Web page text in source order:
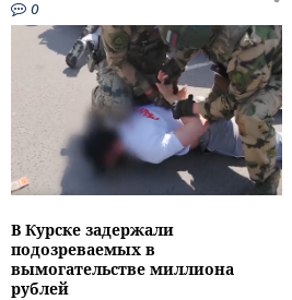
0
В Курске задержали
подозреваемых в
вымогательстве миллиона
рублей